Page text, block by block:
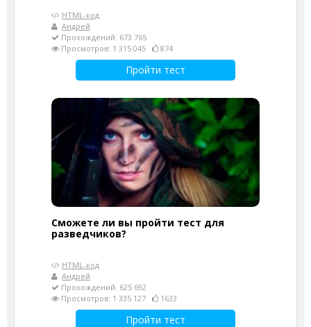
HTML-код
Андрей
Прохождений: 673 765
Просмотров: 1 315 045
874
Пройти тест
Сможете ли вы пройти тест для
разведчиков?
HTML-код
Андрей
Прохождений: 625 692
Просмотров: 1 335 127
1633
Пройти тест